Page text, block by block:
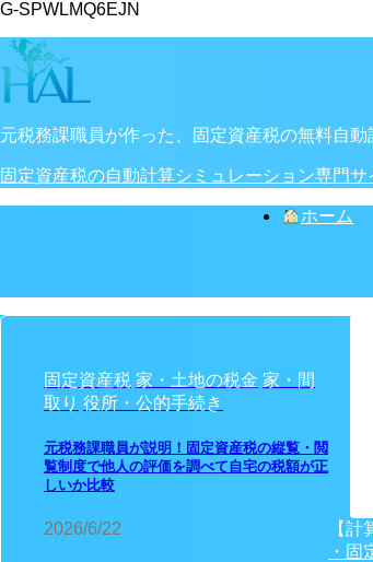
G-SPWLMQ6EJN
元税務課職員が作った、固定資産税の無料自
固定資産税の自動計算シミュレーション専門サ
ホーム
固定資産税 家・土地の税金 家・間
取り 役所・公的手続き
元税務課職員が説明！固定資産税の縦覧・閲
覧制度で他人の評価を調べて自宅の税額が正
しいか比較
2026/6/22
【計
・固